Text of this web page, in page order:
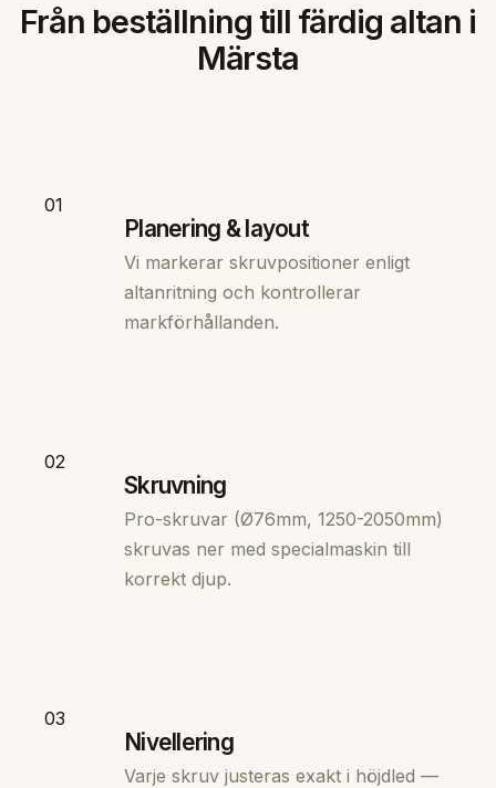
Från beställning till färdig altan i
Märsta
01
Planering & layout
Vi markerar skruvpositioner enligt
altanritning och kontrollerar
markförhållanden.
02
Skruvning
Pro-skruvar (Ø76mm, 1250-2050mm)
skruvas ner med specialmaskin till
korrekt djup.
03
Nivellering
Varje skruv justeras exakt i höjdled —